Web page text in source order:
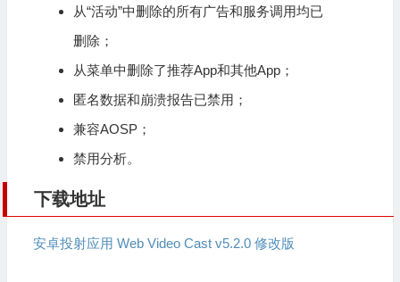
从“活动”中删除的所有广告和服务调用均已
删除；
从菜单中删除了推荐App和其他App；
匿名数据和崩溃报告已禁用；
兼容AOSP；
禁用分析。
下载地址
安卓投射应用 Web Video Cast v5.2.0 修改版